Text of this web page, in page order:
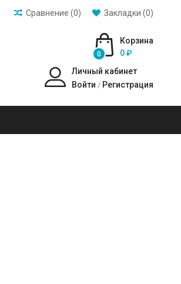
Закладки (0)
Сравнение (0)
Корзина
0
0 ₽
Личный кабинет
Войти / Регистрация